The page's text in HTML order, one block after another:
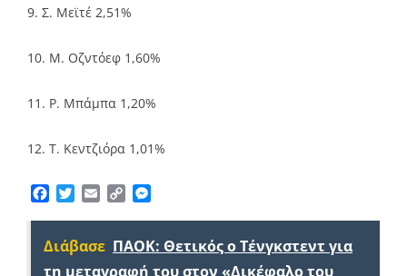
9. Σ. Μεϊτέ 2,51%
10. Μ. Οζντόεφ 1,60%
11. Ρ. Μπάμπα 1,20%
12. Τ. Κεντζιόρα 1,01%
Facebook
TwitterEmailCopy
Διάβασε ΠΑΟΚ: Θετικός ο Τένγκστεντ για
τη μεταγραφή του στον «Δικέφαλο του